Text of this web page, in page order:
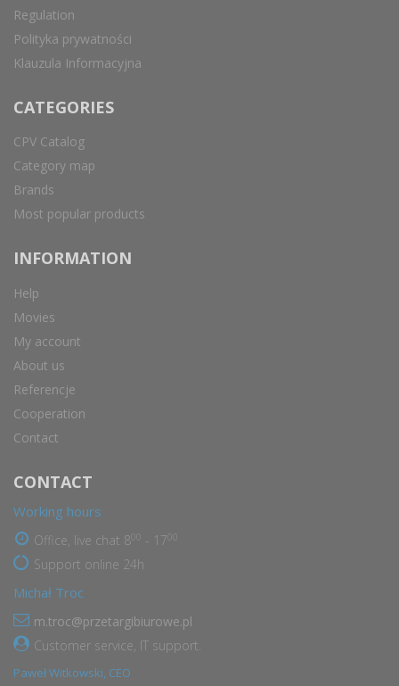
Regulation
Polityka prywatności
Klauzula Informacyjna
CATEGORIES
CPV Catalog
Category map
Brands
Most popular products
INFORMATION
Help
Movies
My account
About us
Referencje
Cooperation
Contact
CONTACT
Working hours
Office, live chat 8 - 17
Support online 24h
Michał Troc
m.troc@przetargibiurowe.pl
Customer service, IT support.
Paweł Witkowski, CEO